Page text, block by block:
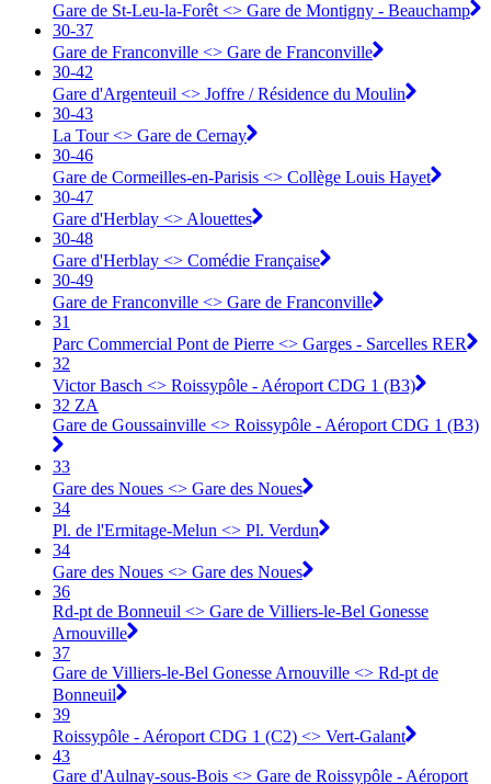
Gare de St-Leu-la-Forêt <> ︎Gare de Montigny - Beauchamp
30-37
Gare de Franconville <> ︎Gare de Franconville
30-42
Gare d'Argenteuil <> ︎Joffre / Résidence du Moulin
30-43
La Tour <> ︎Gare de Cernay
30-46
Gare de Cormeilles-en-Parisis <> ︎Collège Louis Hayet
30-47
Gare d'Herblay <> ︎Alouettes
30-48
Gare d'Herblay <> ︎Comédie Française
30-49
Gare de Franconville <> ︎Gare de Franconville
31
Parc Commercial Pont de Pierre <> Garges - Sarcelles RER
32
Victor Basch <> Roissypôle - Aéroport CDG 1 (B3)
32 ZA
Gare de Goussainville <> Roissypôle - Aéroport CDG 1 (B3)
33
Gare des Noues <> Gare des Noues
34
Pl. de l'Ermitage-Melun <> Pl. Verdun
34
Gare des Noues <> Gare des Noues
36
Rd-pt de Bonneuil <> Gare de Villiers-le-Bel Gonesse
Arnouville
37
Gare de Villiers-le-Bel Gonesse Arnouville <> Rd-pt de
Bonneuil
39
Roissypôle - Aéroport CDG 1 (C2) <> Vert-Galant
43
Gare d'Aulnay-sous-Bois <> Gare de Roissypôle - Aéroport